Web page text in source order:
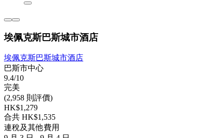
埃佩克斯巴斯城市酒店
埃佩克斯巴斯城市酒店
巴斯市中心
9.4/10
完美
(2,958 則評價)
HK$1,279
合共 HK$1,535
連稅及其他費用